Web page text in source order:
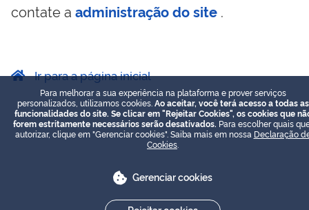
contate a administração do site .
Ir para a página inicial
Para melhorar a sua experiência na plataforma e prover serviços
personalizados, utilizamos cookies. Ao aceitar, você terá acesso a todas as
funcionalidades do site. Se clicar em "Rejeitar Cookies", os cookies que
forem estritamente necessários serão desativados. Para escolher quais
autorizar, clique em "Gerenciar cookies". Saiba mais em nossa Declaração
Cookies
Gerenciar cookies